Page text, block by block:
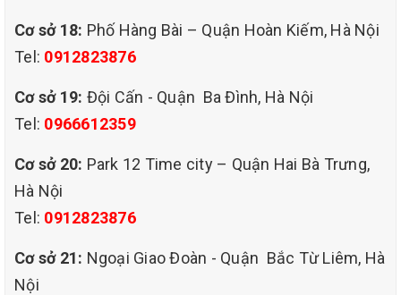
dịch vụ giặt ghế sofa chuyên
VIỆT NAM
-Dịch vụ giặt ghế sofa giá rẻ nhất ở Hà Nội nhưng chất lượng và
-Chúng tôi phục vụ cho quý khách hàng tất cả quận huyện tại Hà
Nội ,không ngại xa và không phát sinh thêm chi phí
-Chúng tôi phục vụ quý khách hàng 24/24 không ngại ngày đêm (
quý khách phải đặt lịch trước )
vực làm sạch
-Chúng tôi luôn đi đầu về uy tín và chất lượng ( quý khách không
Cơ sở 18: Phố Hàng Bài – Quận Hoàn Kiếm, Hà Nội
Tel: 0912823876
Cơ sở 19: Đội Cấn - Quận Ba Đình, Hà Nội
Tel: 0966612359
Cơ sở 20: Park 12 Time city – Quận Hai Bà Trưng,
Hà Nội
Tel: 0912823876
Cơ sở 21: Ngoại Giao Đoàn - Quận Bắc Từ Liêm, Hà
Nội